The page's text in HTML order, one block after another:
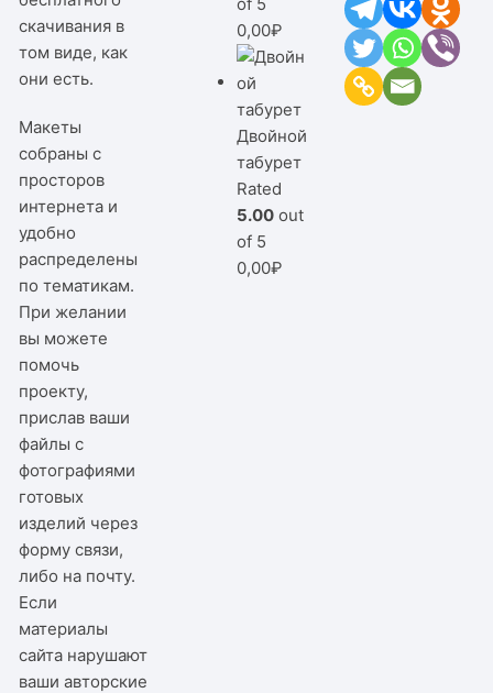
скачивания в
том виде, как
они есть.
Макеты
собраны с
просторов
интернета и
удобно
распределены
по тематикам.
При желании
вы можете
помочь
проекту,
прислав ваши
файлы с
фотографиями
готовых
изделий через
форму связи,
либо на почту.
Если
материалы
сайта нарушают
ваши авторские
0,00₽
Двойной
табурет
Rated
5.00 out
of 5
0,00₽